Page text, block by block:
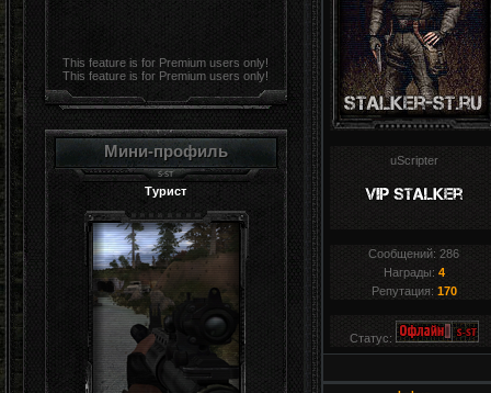
This feature is for Premium users only!
This feature is for Premium users only!
Мини-профиль
Турист
uScripter
Сообщений:286
Награды: 4
Репутация: 170
Статус: